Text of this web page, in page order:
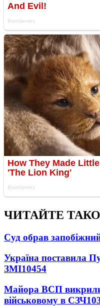
ЧИТАЙТЕ
Суд обрав
Україна поставила
ЗМІ10454
Майора ВСП
військовому в СЗЧ